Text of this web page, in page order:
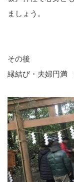
ましょう。
その後
縁結び・夫婦円満